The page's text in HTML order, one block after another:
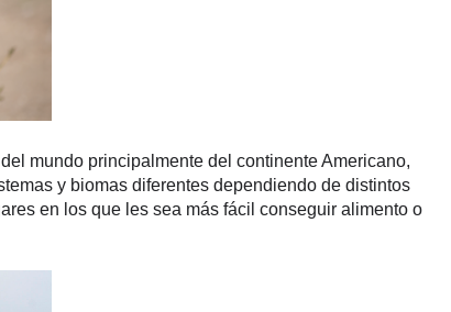
mundo principalmente del continente Americano,
y biomas diferentes dependiendo de distintos
en los que les sea más fácil conseguir alimento o